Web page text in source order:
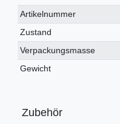
Technisches
Merkmal
Wert
Artikelnummer
Zustand
Verpackungsmasse
Gewicht
Zubehör